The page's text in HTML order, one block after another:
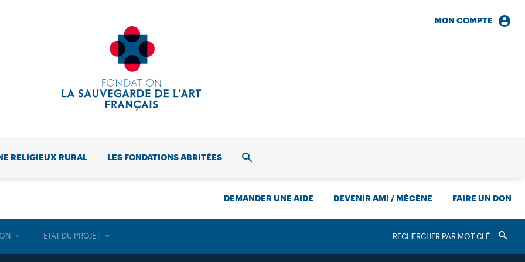
MON COMPTE
RELIGIEUX RURAL LES FONDATIONS ABRITÉES RECHERCHE
DEMANDER UNE AIDE DEVENIR AMI / MÉCÈNE FAIRE UN DON
Valider
ÉTAT DU PROJET